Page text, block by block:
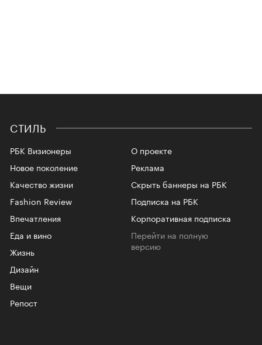
СТИЛЬ
РБК Визионеры
Новое поколение
Качество жизни
Fashion Review
Впечатления
Еда и вино
Жизнь
Дизайн
Вещи
Репост
О проекте
Реклама
Скрыть баннеры на РБК
Подписка на РБК
Корпоративная подписка
Перейти на полную
версию